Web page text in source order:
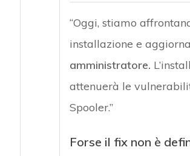
“Oggi, stiamo
installazione e
amministratore.
attenuerà le
Spooler.”
Forse il fix non è